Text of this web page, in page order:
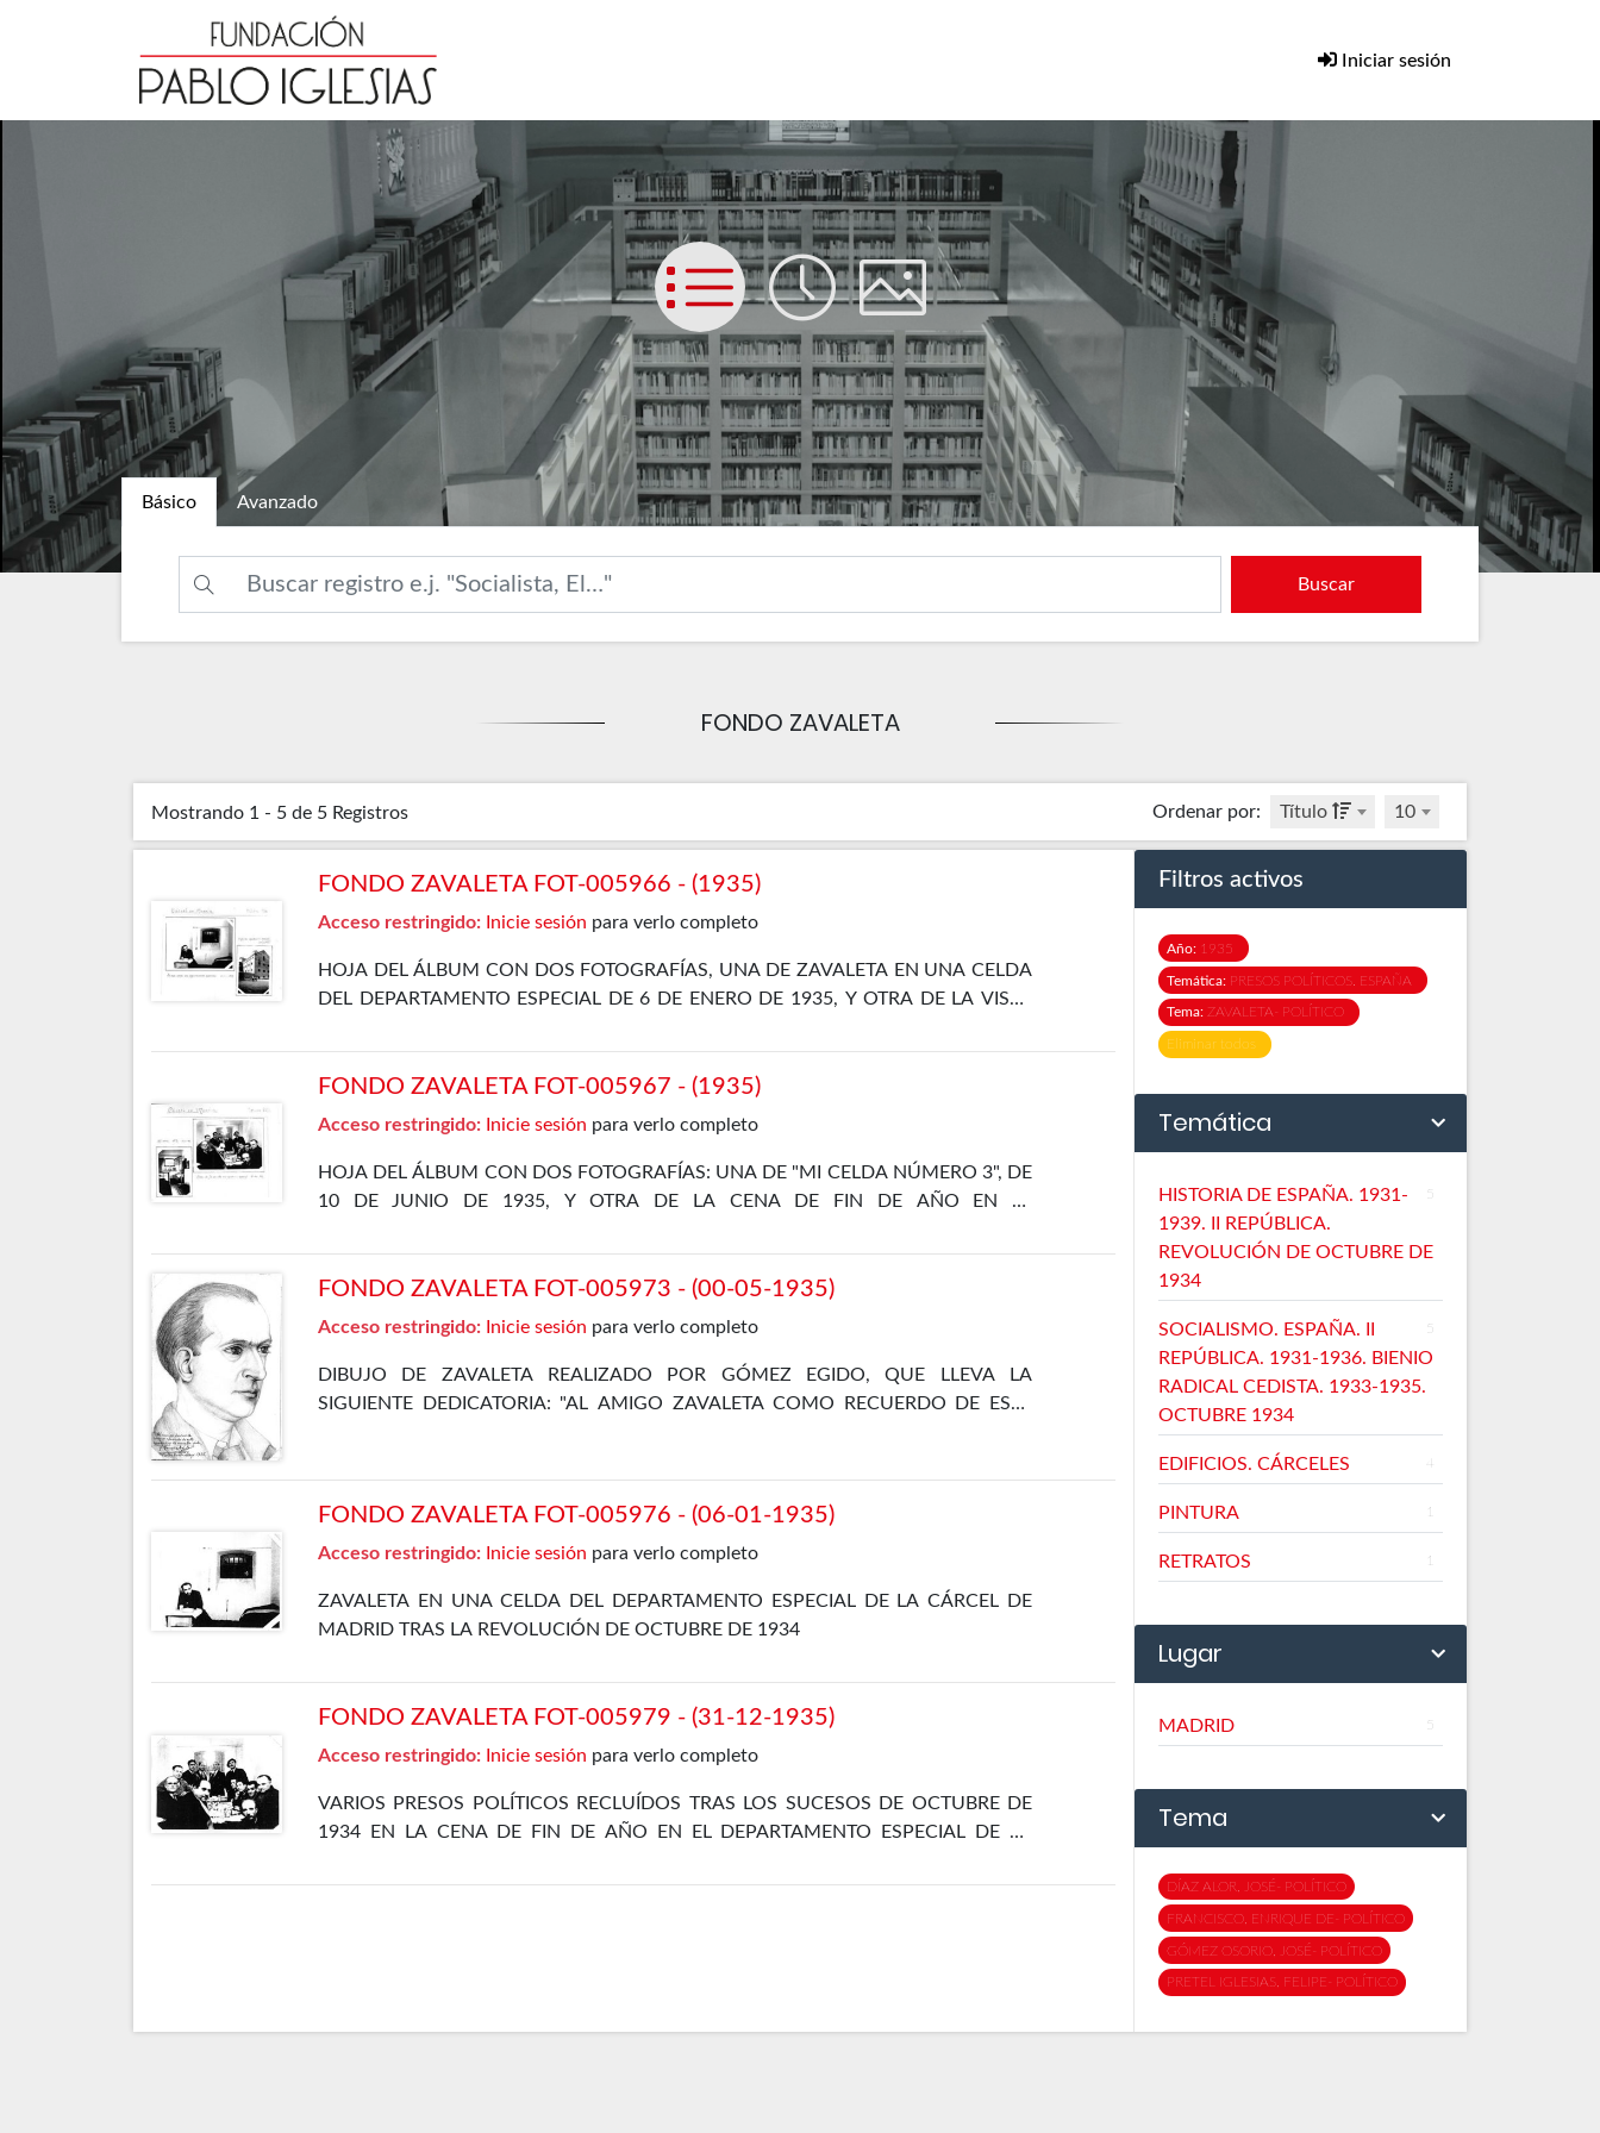
Iniciar sesión
List Time Picture
Básico Avanzado
Buscar
FONDO ZAVALETA
Mostrando 1 - 5 de 5 Registros Ordenar por: Título 10
FONDO ZAVALETA FOT-005966 - (1935)
Acceso restringido: Inicie sesión para verlo completo
HOJA DEL ÁLBUM CON DOS FOTOGRAFÍAS, UNA DE ZAVALETA EN UNA CELDA
DEL DEPARTAMENTO ESPECIAL DE 6 DE ENERO DE 1935, Y OTRA DE LA VISTA
FONDO ZAVALETA FOT-005967 - (1935)
Acceso restringido: Inicie sesión para verlo completo
HOJA DEL ÁLBUM CON DOS FOTOGRAFÍAS: UNA DE "MI CELDA NÚMERO 3", DE
10 DE JUNIO DE 1935, Y OTRA DE LA CENA DE FIN DE AÑO EN EL
FONDO ZAVALETA FOT-005973 - (00-05-1935)
Acceso restringido: Inicie sesión para verlo completo
DIBUJO DE ZAVALETA REALIZADO POR GÓMEZ EGIDO, QUE LLEVA LA
SIGUIENTE DEDICATORIA: "AL AMIGO ZAVALETA COMO RECUERDO DE ESTE
FONDO ZAVALETA FOT-005976 - (06-01-1935)
Acceso restringido: Inicie sesión para verlo completo
ZAVALETA EN UNA CELDA DEL DEPARTAMENTO ESPECIAL DE LA CÁRCEL DE
MADRID TRAS LA REVOLUCIÓN DE OCTUBRE DE 1934
FONDO ZAVALETA FOT-005979 - (31-12-1935)
Acceso restringido: Inicie sesión para verlo completo
VARIOS PRESOS POLÍTICOS RECLUÍDOS TRAS LOS SUCESOS DE OCTUBRE DE
1934 EN LA CENA DE FIN DE AÑO EN EL DEPARTAMENTO ESPECIAL DE LA
Filtros activos
Año: 1935
Temática: PRESOS POLÍTICOS. ESPAÑA
Tema: ZAVALETA- POLÍTICO
Eliminar todos
Temática
5
HISTORIA DE ESPAÑA. 1931-
1939. II REPÚBLICA.
REVOLUCIÓN DE OCTUBRE DE
1934
5
SOCIALISMO. ESPAÑA. II
REPÚBLICA. 1931-1936. BIENIO
RADICAL CEDISTA. 1933-1935.
OCTUBRE 1934
4
EDIFICIOS. CÁRCELES
1
PINTURA
1
RETRATOS
Lugar
5
MADRID
Tema
DÍAZ ALOR, JOSÉ- POLÍTICO
FRANCISCO, ENRIQUE DE- POLÍTICO
GÓMEZ OSORIO, JOSÉ- POLÍTICO
PRETEL IGLESIAS, FELIPE- POLÍTICO